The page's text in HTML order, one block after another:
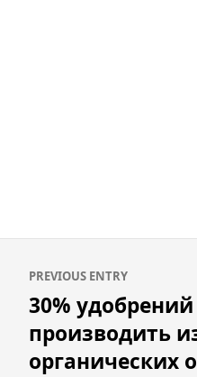
по
записям
PREVIOUS ENTRY
30%
производить
органических